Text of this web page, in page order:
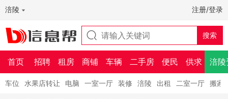
涪陵 注册/登录
首页 招聘 租房 商铺 车辆 二手房 便民 供求 涪陵
车位 水果店转让 电脑 一室一厅 装修 涪陵 出租 二室一厅 搬家